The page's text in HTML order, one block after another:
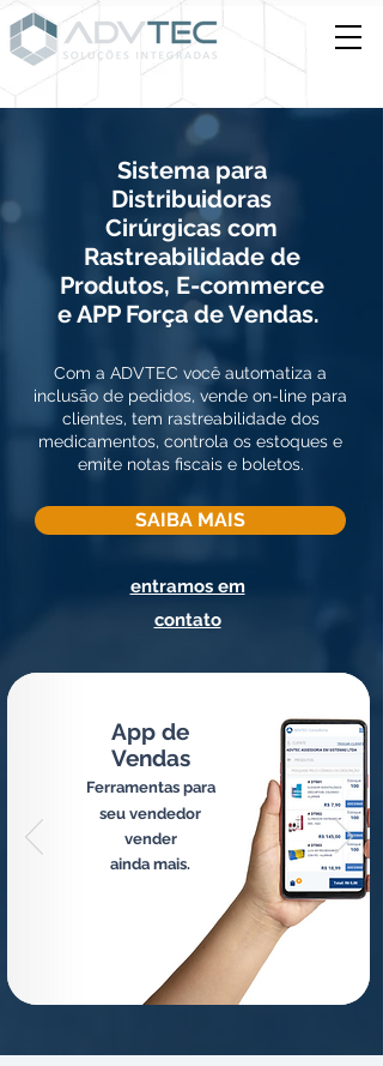
Sistema para
Distribuidoras
Cirúrgicas com
Rastreabilidade de
Produtos, E-commerce
e APP Força de Vendas.
Com a ADVTEC você automatiza a
inclusão de pedidos, vende on-line para
clientes, tem rastreabilidade dos
medicamentos, controla os estoques e
emite notas fiscais e boletos.
SAIBA MAIS
entramos em
contato
App de
Vendas
Ferramentas para
seu vendedor
vender
ainda mais.